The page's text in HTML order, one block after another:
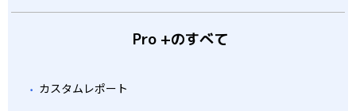
Pro +のすべて
カスタムレポート